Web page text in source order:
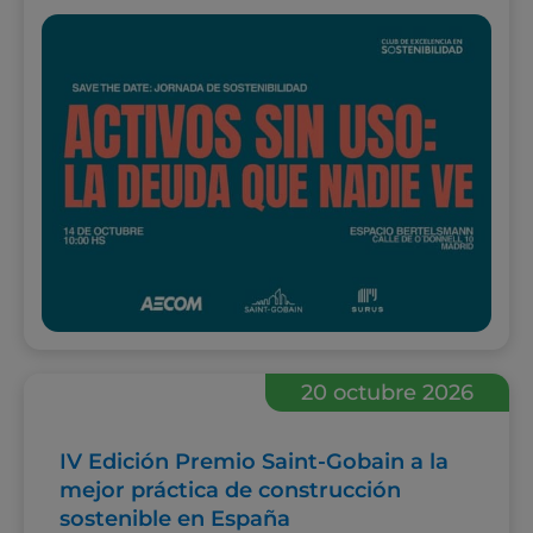
20 octubre 2026
IV Edición Premio Saint-Gobain a la
mejor práctica de construcción
sostenible en España